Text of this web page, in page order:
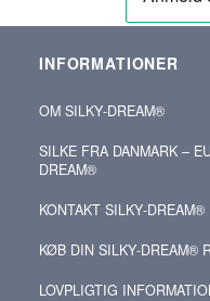
INFORMATIONER
OM SILKY‑DREAM®
SILKE FRA DANMARK –
DREAM®
KONTAKT SILKY‑DREAM®
KØB DIN SILKY‑DREAM®
LOVPLIGTIG